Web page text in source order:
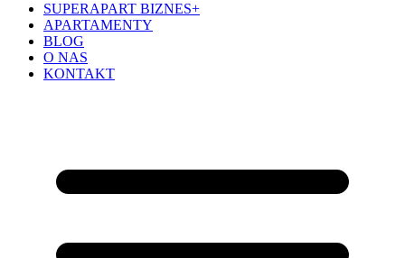
SUPERAPART BIZNES+
APARTAMENTY
BLOG
O NAS
KONTAKT